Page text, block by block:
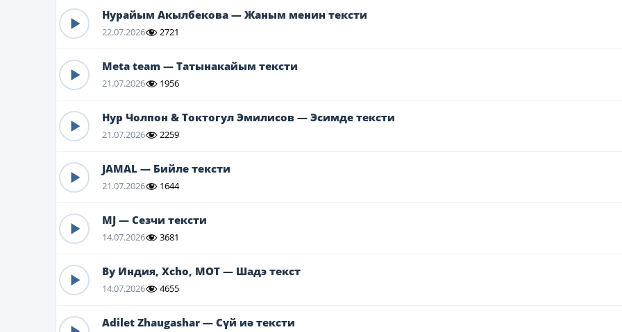
Нурайым Акылбекова — Жаным менин тексти
22.07.2026 2721
Meta team — Татынакайым тексти
21.07.2026 1956
Нур Чолпон & Токтогул Эмилисов — Эсимде тексти
21.07.2026 2259
JAMAL — Бийле тексти
21.07.2026 1644
MJ — Сезчи тексти
14.07.2026 3681
By Индия, Xcho, МОТ — Шадэ текст
14.07.2026 4655
Adilet Zhaugashar — Сүй иә тексти